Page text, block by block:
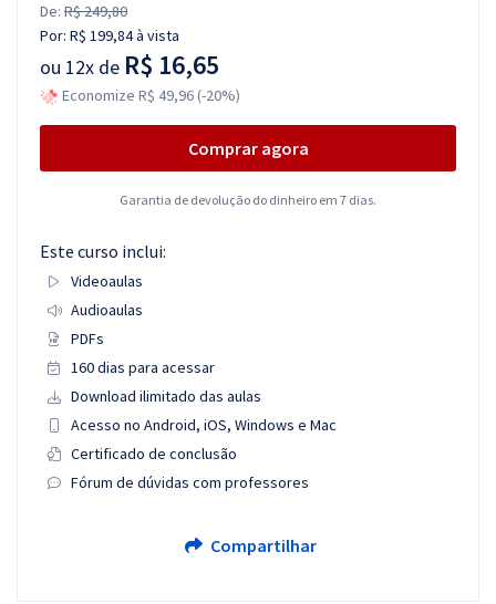
De: R$ 249,80
Por: R$ 199,84à vista
ou 12x de R$ 16,65
Economize R$ 49,96 (-20%)
Comprar agora
Garantia de devolução do dinheiro em 7 dias.
Este curso inclui:
Videoaulas
Audioaulas
PDFs
160 dias para acessar
Download ilimitado das aulas
Acesso no Android, iOS, Windows e Mac
Certificado de conclusão
Fórum de dúvidas com professores
Compartilhar